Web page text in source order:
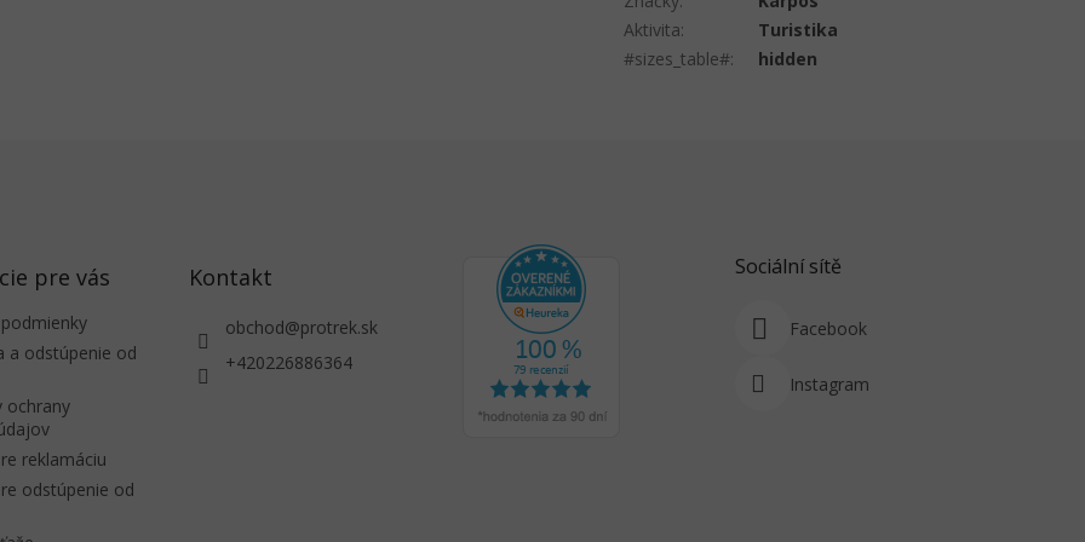
Aktivita:
Turistika
#sizes_table#: hidden
pre vás
a odstúpenie od
ochrany
reklamáciu
odstúpenie od
Kontakt
obchod@protrek.sk
+420226886364
Sociální sítě
Facebook
Instagram